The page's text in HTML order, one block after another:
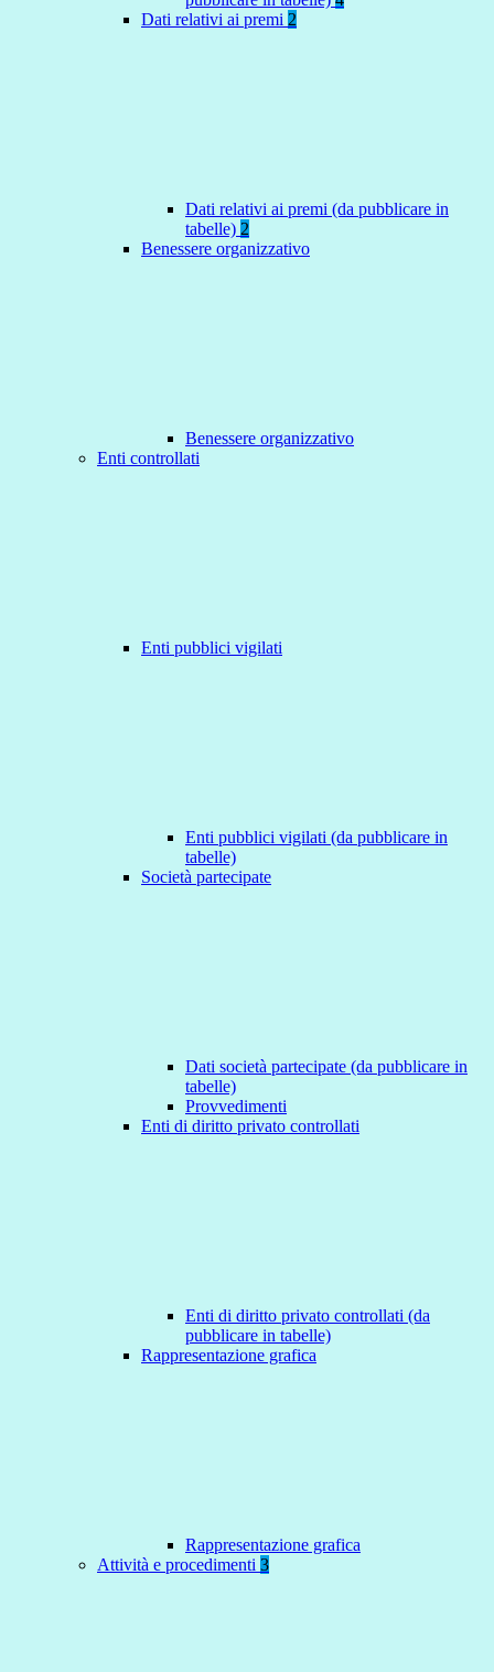
Dati relativi ai premi 2
Dati relativi ai premi (da pubblicare in
tabelle) 2
Benessere organizzativo
Benessere organizzativo
Enti controllati
Enti pubblici vigilati
Enti pubblici vigilati (da pubblicare in
tabelle)
Società partecipate
Dati società partecipate (da pubblicare in
tabelle)
Provvedimenti
Enti di diritto privato controllati
Enti di diritto privato controllati (da
pubblicare in tabelle)
Rappresentazione grafica
Rappresentazione grafica
Attività e procedimenti 3